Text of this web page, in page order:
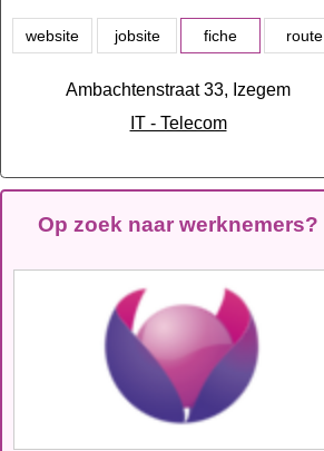
website jobsite fiche route
Ambachtenstraat 33, Izegem
IT - Telecom
Op zoek naar werknemers?